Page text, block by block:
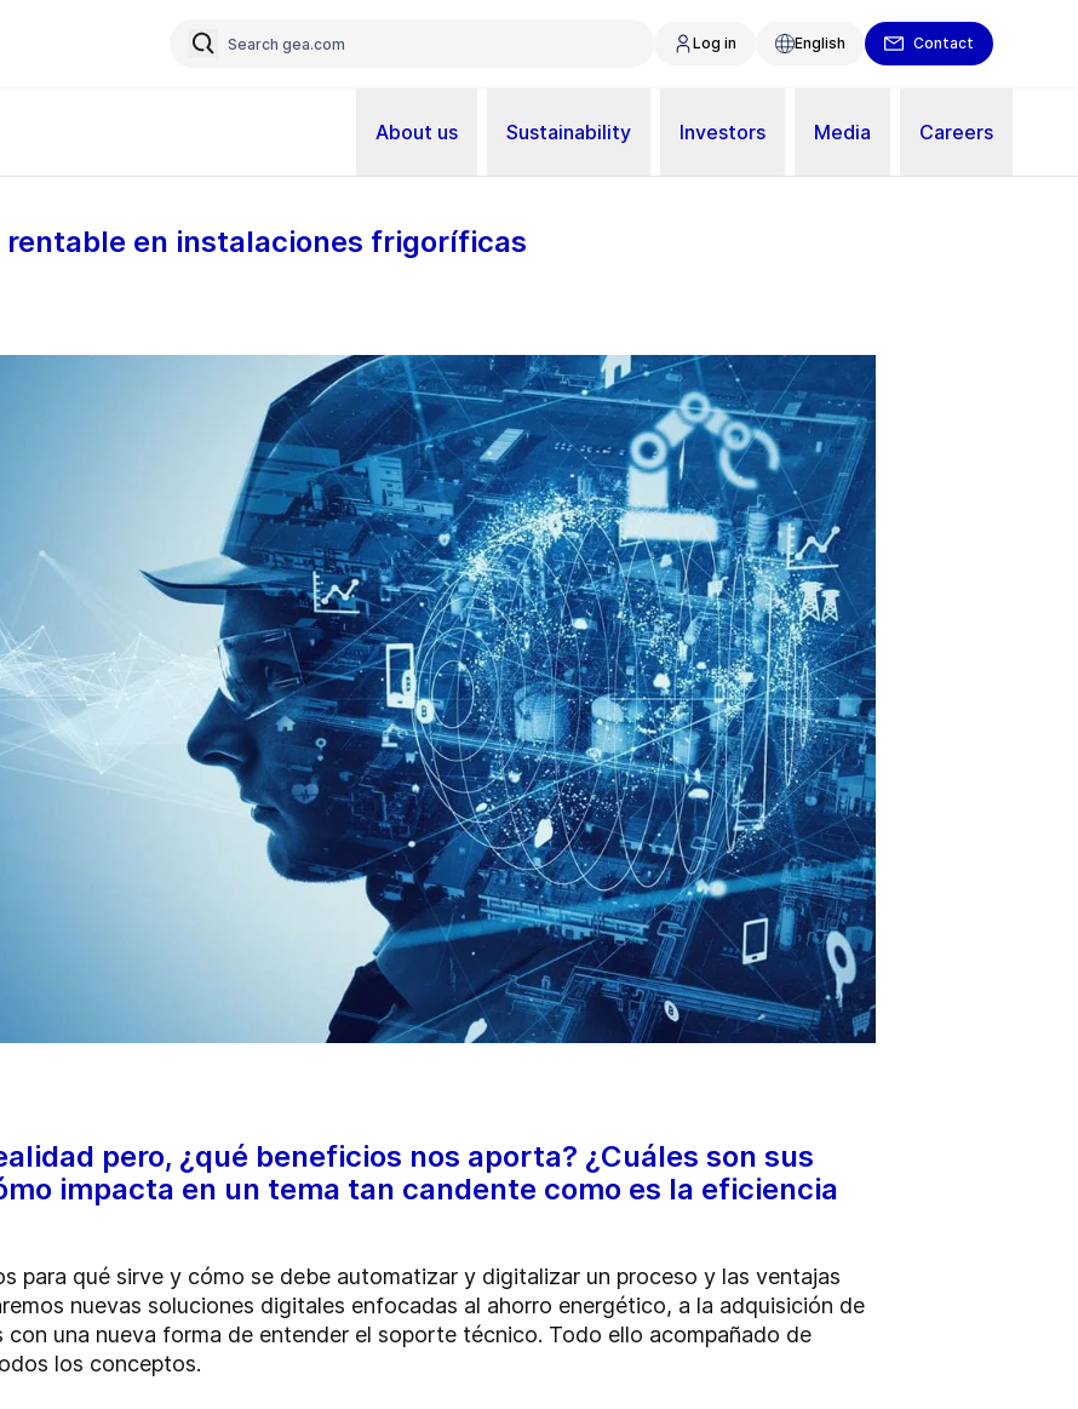
Log in English Contact
About us Sustainability Investors Media Careers
en instalaciones frigoríficas
pero, ¿qué beneficios nos aporta? ¿Cuáles son sus
impacta en un tema tan candente como es la eficiencia
para qué sirve y cómo se debe automatizar y digitalizar un proceso y las ventajas
nuevas soluciones digitales enfocadas al ahorro energético, a la adquisición de
con una nueva forma de entender el soporte técnico. Todo ello acompañado de
los conceptos.